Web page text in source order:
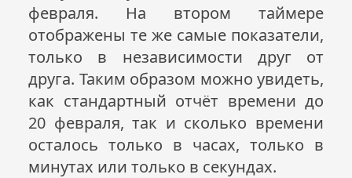
февраля. На втором таймере
отображены те же самые показатели,
только в независимости друг от
друга. Таким образом можно увидеть,
как стандартный отчёт времени до
20 февраля, так и сколько времени
осталось только в часах, только в
минутах или только в секундах.